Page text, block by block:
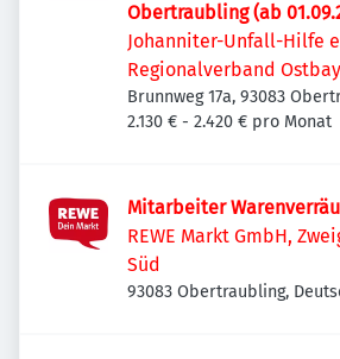
Obertraubling (ab
Johanniter-Unfall-Hilfe
Regionalverband
Brunnweg 17a, 93083
Deutschland
2.130 € - 2.420 € pro Monat
Mitarbeiter
REWE Markt GmbH,
Süd
93083 Obertraubling,